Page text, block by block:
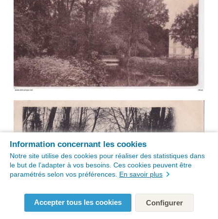
Information concernant les cookies
Notre site utilise des cookies pour réaliser des statistiques dans
le but de l’adapter à vos besoins. Ces cookies peuvent être
paramétrés selon vos préférences. En savoir plus
Accepter tous les cookies Configurer